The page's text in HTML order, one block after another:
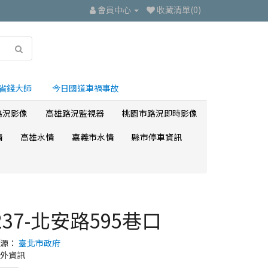
會員中心 收藏清單(0)
錢大師 今日國道車禍事故
影像 高雄路況監視器
桃園市路況即時影像
高雄水情 嘉義市水情 縣市停車資訊
北安路595巷口
： 臺北市政府
資訊